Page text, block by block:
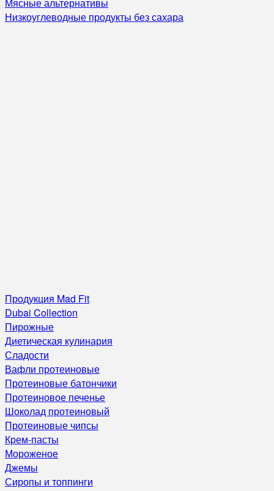
Низкоуглеводные продукты без сахара
Продукция Mad Fit
Dubai Collection
Пирожные
Диетическая кулинария
Сладости
Вафли протеиновые
Протеиновые батончики
Протеиновое печенье
Шоколад протеиновый
Протеиновые чипсы
Крем-пасты
Мороженое
Джемы
Сиропы и топпинги